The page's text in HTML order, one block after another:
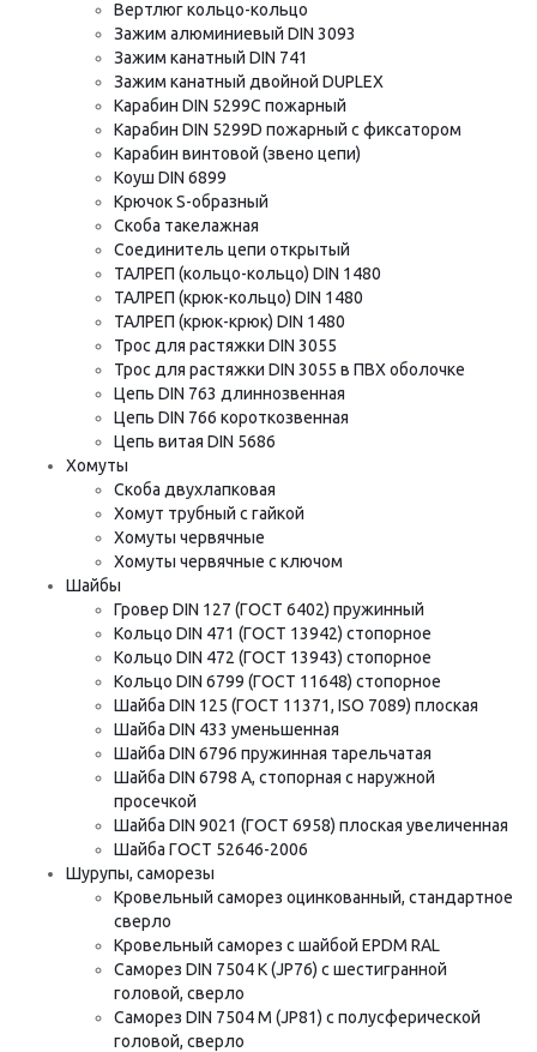
Вертлюг кольцо-кольцо
Зажим алюминиевый DIN 3093
Зажим канатный DIN 741
Зажим канатный двойной DUPLEX
Карабин DIN 5299C пожарный
Карабин DIN 5299D пожарный с фиксатором
Карабин винтовой (звено цепи)
Коуш DIN 6899
Крючок S-образный
Скоба такелажная
Соединитель цепи открытый
ТАЛРЕП (кольцо-кольцо) DIN 1480
ТАЛРЕП (крюк-кольцо) DIN 1480
ТАЛРЕП (крюк-крюк) DIN 1480
Трос для растяжки DIN 3055
Трос для растяжки DIN 3055 в ПВХ оболочке
Цепь DIN 763 длиннозвенная
Цепь DIN 766 короткозвенная
Цепь витая DIN 5686
Хомуты
Скоба двухлапковая
Хомут трубный с гайкой
Хомуты червячные
Хомуты червячные с ключом
Шайбы
Гровер DIN 127 (ГОСТ 6402) пружинный
Кольцо DIN 471 (ГОСТ 13942) стопорное
Кольцо DIN 472 (ГОСТ 13943) стопорное
Кольцо DIN 6799 (ГОСТ 11648) стопорное
Шайба DIN 125 (ГОСТ 11371, ISO 7089) плоская
Шайба DIN 433 уменьшенная
Шайба DIN 6796 пружинная тарельчатая
Шайба DIN 6798 A, стопорная с наружной
просечкой
Шайба DIN 9021 (ГОСТ 6958) плоская увеличенная
Шайба ГОСТ 52646-2006
Шурупы, саморезы
Кровельный саморез оцинкованный, стандартное
сверло
Кровельный саморез с шайбой EPDM RAL
Саморез DIN 7504 K (JP76) с шестигранной
головой, сверло
Саморез DIN 7504 M (JP81) с полусферической
головой, сверло